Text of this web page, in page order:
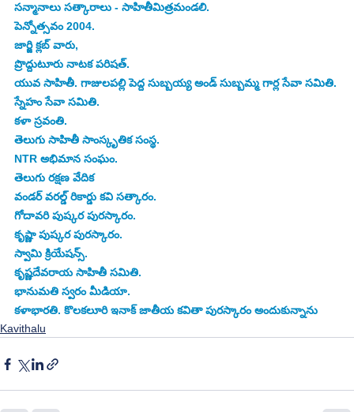
సన్మానాలు సత్కారాలు - సాహితీమిత్రమండలి.
పెన్నోత్సవం 2004.
జార్జి క్లబ్ వారు,
ప్రొద్దుటూరు నాటక పరిషత్.
యువ సాహితీ. గాజులపల్లి పెద్ద సుబ్బయ్య అండ్ సుబ్బమ్మ గార్ల సేవా సమితి.
స్నేహం సేవా సమితి.
కళా స్రవంతి.
తెలుగు సాహితీ సాంస్కృతిక సంస్థ.
NTR అభిమాన సంఘం.
తెలుగు రక్షణ వేదిక
వండర్ వరల్డ్ రికార్డు కవి సత్కారం.
గోదావరి పుష్కర పురస్కారం.
కృష్ణా పుష్కర పురస్కారం.
స్వామి క్రియేషన్స్.
కృష్ణదేవరాయ సాహితీ సమితి.
భానుమతి స్వరం మీడియా.
కళాభారతి. కొలకలూరి ఇనాక్ జాతీయ కవితా పురస్కారం అందుకున్నాను
Kavithalu